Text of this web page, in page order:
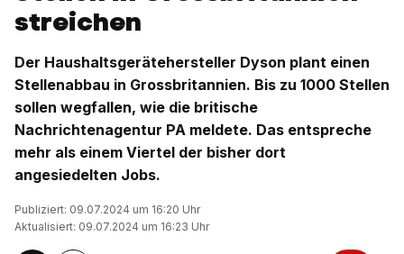
streichen
Der Haushaltsgerätehersteller Dyson plant einen
Stellenabbau in Grossbritannien. Bis zu 1000 Stellen
sollen wegfallen, wie die britische
Nachrichtenagentur PA meldete. Das entspreche
mehr als einem Viertel der bisher dort
angesiedelten Jobs.
Publiziert: 09.07.2024 um 16:20 Uhr
Aktualisiert: 09.07.2024 um 16:23 Uhr